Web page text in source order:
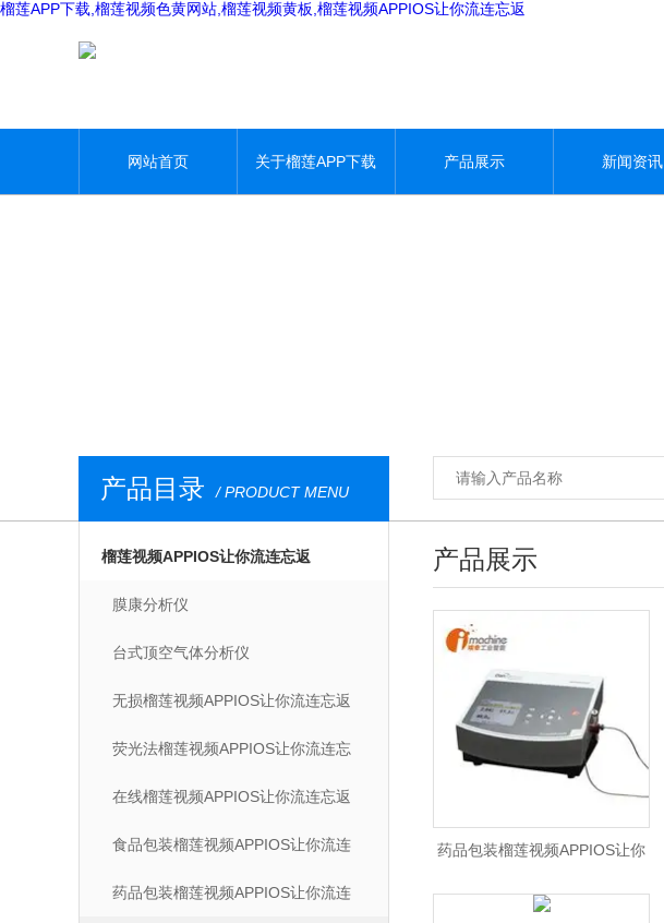
榴莲APP下载,榴莲视频色黄网站,榴莲视频黄板,榴莲视频APPIOS让你流连忘返
网站首页 关于榴莲APP下载 产品展示 新闻资讯
产品目录 / PRODUCT MENU
榴莲视频APPIOS让你流连忘返
膜康分析仪
台式顶空气体分析仪
无损榴莲视频APPIOS让你流连忘返
荧光法榴莲视频APPIOS让你流连忘
返
在线榴莲视频APPIOS让你流连忘返
食品包装榴莲视频APPIOS让你流连
忘返
药品包装榴莲视频APPIOS让你流连
产品展示
药品包装榴莲视频APPIOS让你
流连忘返IM-checkmate3